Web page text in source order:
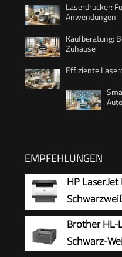
Laserdrucker:
Anwendungen
Kaufberatung:
Zuhause
Effiziente
EMPFEHLUNGEN
HP
Druck, USB,
Ausgabefach für
Smart App
Brother HL-
Schwarz-